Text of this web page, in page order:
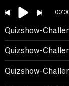
Quizshow-
Quizshow-
Quizshow-